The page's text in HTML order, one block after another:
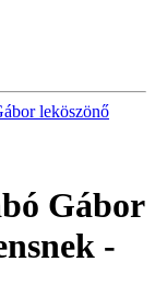
leköszönő
Gábor
-